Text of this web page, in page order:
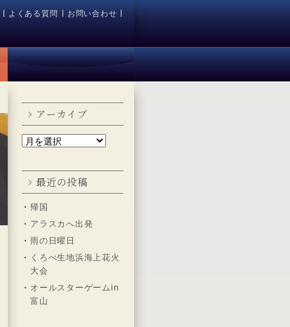
よくある質問 お問い合わせ
アーカイブ
最近の投稿
帰国
アラスカへ出発
雨の日曜日
くろべ生地浜海上花火
大会
オールスターゲームin
富山